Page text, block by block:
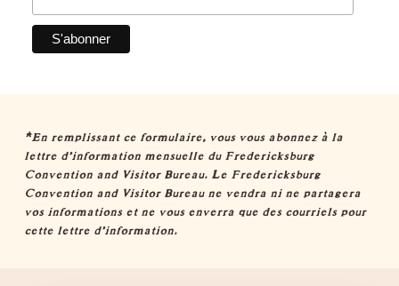
*En remplissant ce formulaire, vous vous abonnez à la
lettre d'information mensuelle du Fredericksburg
Convention and Visitor Bureau. Le Fredericksburg
Convention and Visitor Bureau ne vendra ni ne partagera
vos informations et ne vous enverra que des courriels pour
cette lettre d'information.